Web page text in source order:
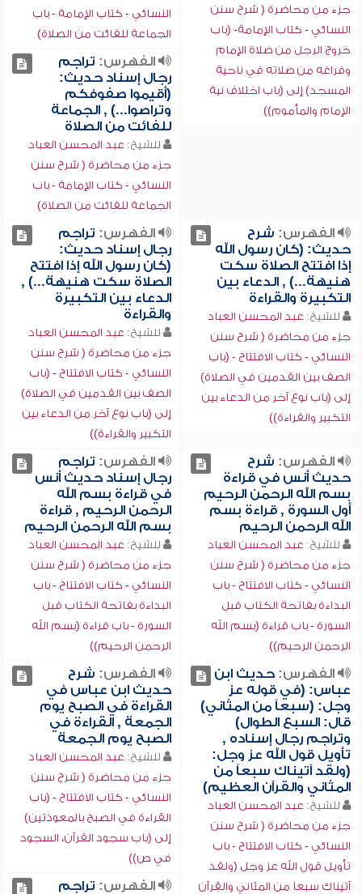
جزء من محاضرة ( شرح سنن
النسائي - كتاب الإمامة- (باب
خروج الرجل من صلاة الإمام
وفراغه من صلاته في ناحية
المسجد) إلى (باب اختلاف نية
الإمام والمأموم))
النسائي - كتاب الإمامة - باب
الجماعة للفائت من الصلاة)
الفهرس: تراجم
رجال إسناد حديث:
(أقيموا صفوفكم
وتراصوا...) , الجماعة
للفائت من الصلاة
للشيخ: عبد المحسن العباد
جزء من محاضرة ( شرح سنن
النسائي - كتاب الإمامة - باب
الجماعة للفائت من الصلاة)
الفهرس: شرح
حديث: (كان رسول الله
إذا افتتح الصلاة سكت
هنيهة...) , الدعاء بين
التكبيرة والقراءة
للشيخ: عبد المحسن العباد
جزء من محاضرة ( شرح سنن
النسائي - كتاب الافتتاح - (باب
الصف بين القدمين في الصلاة)
إلى (باب نوع آخر من الدعاء بين
التكبير والقراءة))
الفهرس: تراجم
رجال إسناد حديث:
(كان رسول الله إذا افتتح
الصلاة سكت هنيهة...) ,
الدعاء بين التكبيرة
والقراءة
للشيخ: عبد المحسن العباد
جزء من محاضرة ( شرح سنن
النسائي - كتاب الافتتاح - (باب
الصف بين القدمين في الصلاة)
إلى (باب نوع آخر من الدعاء بين
التكبير والقراءة))
الفهرس: شرح
حديث أنس في قراءة
بسم الله الرحمن الرحيم
أول السورة , قراءة بسم
الله الرحمن الرحيم
للشيخ: عبد المحسن العباد
جزء من محاضرة ( شرح سنن
النسائي - كتاب الافتتاح - باب
البداءة بفاتحة الكتاب قبل
السورة - باب قراءة (بسم الله
الرحمن الرحيم))
الفهرس: تراجم
رجال إسناد حديث أنس
في قراءة بسم الله
الرحمن الرحيم , قراءة
بسم الله الرحمن الرحيم
للشيخ: عبد المحسن العباد
جزء من محاضرة ( شرح سنن
النسائي - كتاب الافتتاح - باب
البداءة بفاتحة الكتاب قبل
السورة - باب قراءة (بسم الله
الرحمن الرحيم))
الفهرس:حديث ابن
عباس: (في قوله عز
وجل: (سبعاً من المثاني)
قال: السبع الطوال)
وتراجم رجال إسناده ,
تأويل قول الله عز وجل:
(ولقد آتيناك سبعاً من
المثاني والقرآن العظيم)
للشيخ: عبد المحسن العباد
جزء من محاضرة ( شرح سنن
النسائي - كتاب الافتتاح - باب
تأويل قول الله عز وجل (ولقد
آتيناك سبعاً من المثاني والقرآن
الفهرس: شرح
حديث ابن عباس في
القراءة في الصبح يوم
الجمعة , القراءة في
الصبح يوم الجمعة
للشيخ: عبد المحسن العباد
جزء من محاضرة ( شرح سنن
النسائي - كتاب الافتتاح - (باب
القراءة في الصبح بالمعوذتين)
إلى (باب سجود القرآن، السجود
في ص))
الفهرس: تراجم